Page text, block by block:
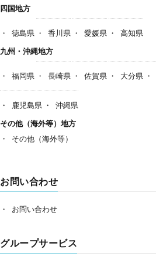
四国地方
徳島県 香川県 愛媛県
高知県
九州・沖縄地方
福岡県 長崎県 佐賀県 大分県
鹿児島県
沖縄県
その他（海外等）地方
その他（海外等）
お問い合わせ
お問い合わせ
グループサービス